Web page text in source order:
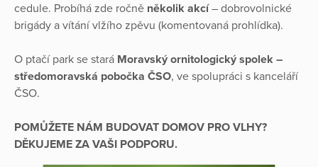
cedule. Probíhá zde ročně několik akcí– dobrovolnické
brigády a vítání vlžího zpěvu (komentovaná prohlídka).
O ptačí park se stará Moravský ornitologický spolek –
středomoravská pobočka ČSO, ve spolupráci s kanceláří
ČSO.
POMŮŽETE NÁM BUDOVAT DOMOV PRO VLHY?
DĚKUJEME ZA VAŠI PODPORU.